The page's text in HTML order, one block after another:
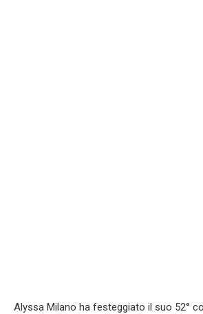
Alyssa Milano ha festeggiato il suo 52°